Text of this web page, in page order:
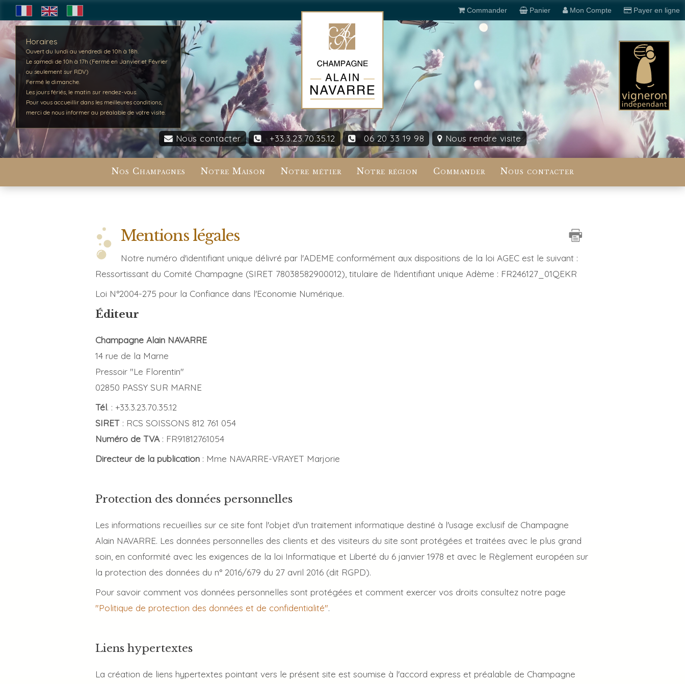
Horaires
Ouvert du lundi au vendredi de 10h à 18h.
Le samedi de 10h à 17h (Fermé en Janvier et Février
ou seulement sur RDV)
Fermé le dimanche.
Les jours fériés, le matin sur rendez-vous.
Pour vous accueillir dans les meilleures conditions,
merci de nous informer au préalable de votre visite.
Nous contacter +33.3.23.70.35.12 06 20 33 19 98 Nous rendre visite
Nos Champagnes Notre Maison Notre métier Notre région Commander Nous contacter
Mentions légales
Notre numéro d'identifiant unique délivré par l'ADEME conformément aux dispositions de la loi AGEC est le suivant :
Ressortissant du Comité Champagne (SIRET 78038582900012), titulaire de l'identifiant unique Adème : FR246127_01QEKR
Loi N°2004-275 pour la Confiance dans l'Economie Numérique.
Éditeur
Champagne Alain NAVARRE
14 rue de la Marne
Pressoir "Le Florentin"
02850 PASSY SUR MARNE
Tél. : +33.3.23.70.35.12
SIRET : RCS SOISSONS 812 761 054
Numéro de TVA: FR91812761054
Directeur de la publication : Mme NAVARRE-VRAYET Marjorie
Protection des données personnelles
Les informations recueillies sur ce site font l'objet d'un traitement informatique destiné à l'usage exclusif de Champagne
Alain NAVARRE. Les données personnelles des clients et des visiteurs du site sont protégées et traitées avec le plus grand
soin, en conformité avec les exigences de la loi Informatique et Liberté du 6 janvier 1978 et avec le Règlement européen sur
la protection des données du n° 2016/679 du 27 avril 2016 (dit RGPD).
Pour savoir comment vos données personnelles sont protégées et comment exercer vos droits consultez notre page
"Politique de protection des données et de confidentialité".
Liens hypertextes
La création de liens hypertextes pointant vers le présent site est soumise à l'accord express et préalable de Champagne
Commander Panier Mon Compte Payer en ligne